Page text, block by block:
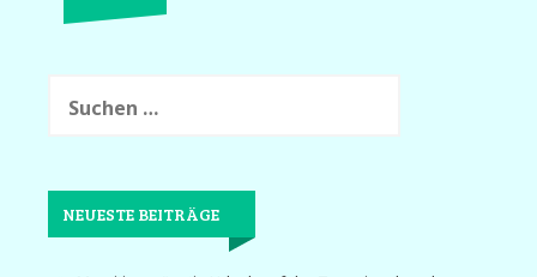
nach:
NEUESTE BEITRÄGE